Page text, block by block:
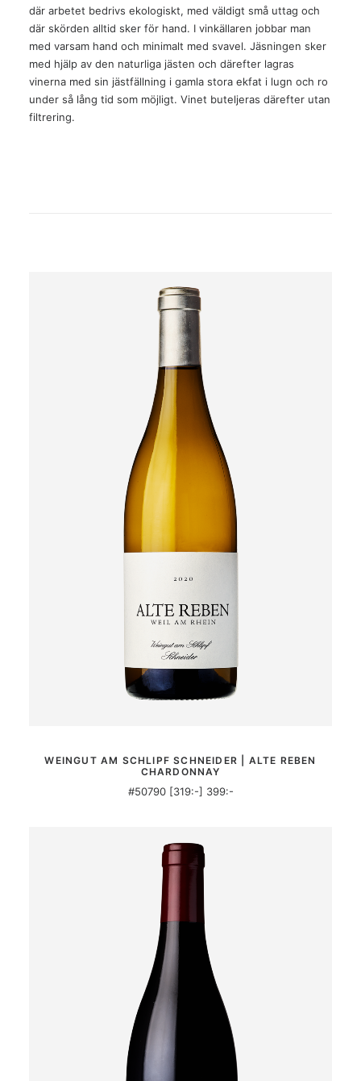
där arbetet bedrivs ekologiskt, med väldigt små uttag och
där skörden alltid sker för hand. I vinkällaren jobbar man
med varsam hand och minimalt med svavel. Jäsningen sker
med hjälp av den naturliga jästen och därefter lagras
vinerna med sin jästfällning i gamla stora ekfat i lugn och ro
under så lång tid som möjligt. Vinet buteljeras därefter utan
filtrering.
WEINGUT AM SCHLIPF SCHNEIDER | ALTE REBEN
CHARDONNAY
#50790 [319:-] 399:-